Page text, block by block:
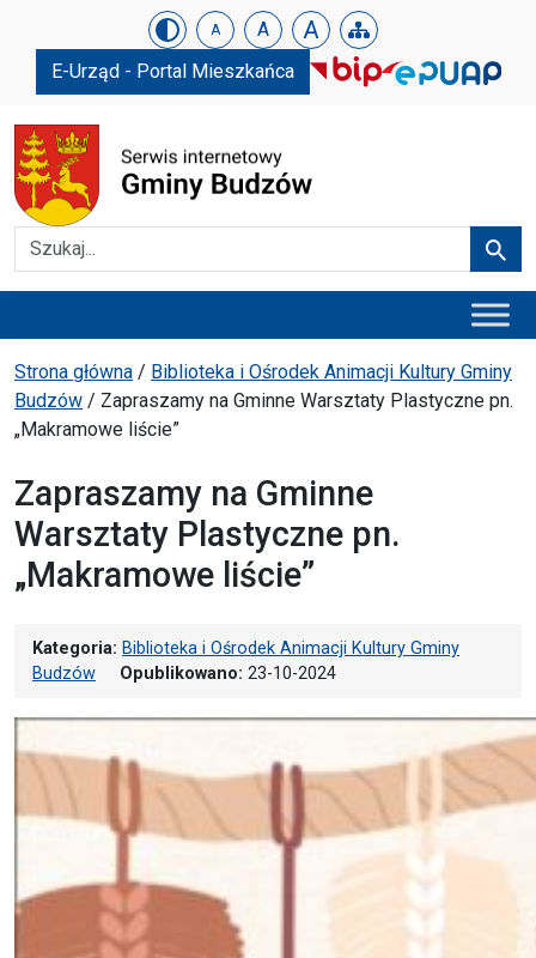
Urząd Gminy w Budzowie
Skip menu A A A
E-Urząd - Portal Mieszkańca
Szukaj
Ścieżka powrotu
Strona główna / Biblioteka i Ośrodek Animacji Kultury Gminy
Budzów / Zapraszamy na Gminne Warsztaty Plastyczne pn.
„Makramowe liście”
Zapraszamy na Gminne
Warsztaty Plastyczne pn.
„Makramowe liście”
Kategoria: Biblioteka i Ośrodek Animacji Kultury Gminy
Budzów
Opublikowano: 23-10-2024